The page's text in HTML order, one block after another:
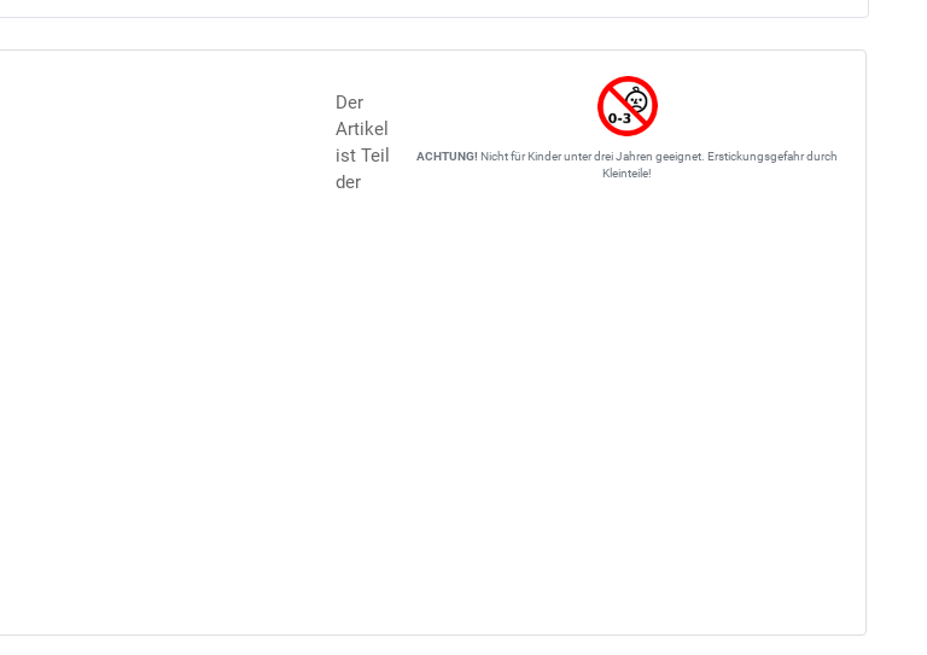
ACHTUNG! Nicht für Kinder unter drei Jahren geeignet. Erstickungsgefahr durch
Kleinteile!
Der
Artikel
ist Teil
der